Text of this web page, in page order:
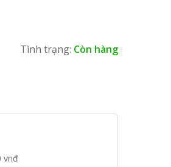
Tình trạng: Còn hàng
vnđ